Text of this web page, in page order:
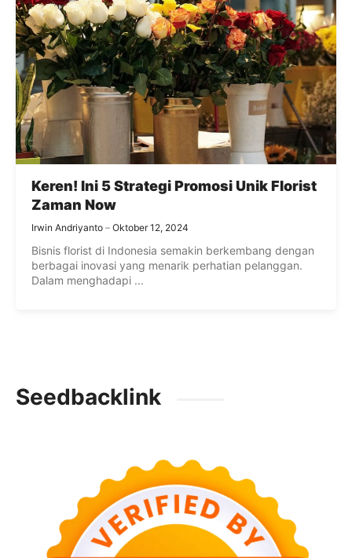
Keren! Ini 5 Strategi Promosi Unik Florist
Zaman Now
Irwin Andriyanto Oktober 12, 2024
Bisnis florist di Indonesia semakin berkembang dengan
berbagai inovasi yang menarik perhatian pelanggan.
Dalam menghadapi ...
Seedbacklink